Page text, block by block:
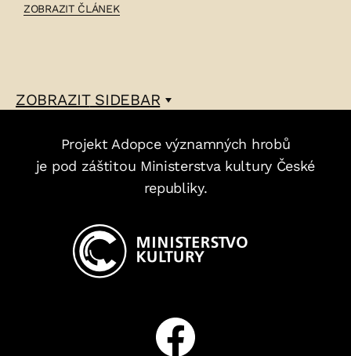
ČLÁNEK:
ZOBRAZIT ČLÁNEK
ZOBRAZITSIDEBAR
Projekt Adopce významných hrobů
je pod záštitou Ministerstva kultury České
republiky.
Facebook